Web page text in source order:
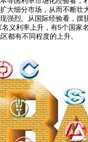
大细分市场，从而不断壮
烈。从国际经验看，摆
义利率上升，有5个国
都有不同程度的上升。